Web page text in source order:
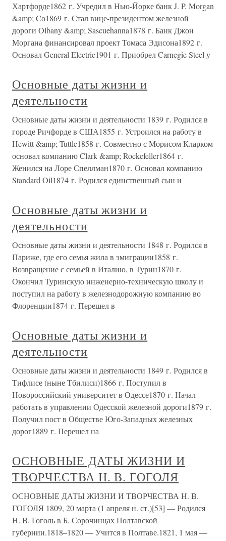
Хартфорде1862 г. Учредил в Нью-Йорке банк J. P. Morgan
&amp; Cо1869 г. Стал вице-президентом железной
дороги Olbany &amp; Sascuehanna1878 г. Банк Джон
Моргана финансировал проект Томаса Эдисона1892 г.
Основал General Electric1901 г. Приобрел Carnegie Steel у
Основные даты жизни и
деятельности
Основные даты жизни и деятельности 1839 г. Родился в
городе Ричфорде в США1855 г. Устроился на работу в
Hewitt &amp; Tuttle1858 г. Совместно с Морисом Кларком
основал компанию Clark &amp; Rockefeller1864 г.
Женился на Лоре Спеллман1870 г. Основал компанию
Standard Oil1874 г. Родился единственный сын и
Основные даты жизни и
деятельности
Основные даты жизни и деятельности 1848 г. Родился в
Париже, где его семья жила в эмиграции1858 г.
Возвращение с семьей в Италию, в Турин1870 г.
Окончил Туринскую инженерно-техническую школу и
поступил на работу в железнодорожную компанию во
Флоренции1874 г. Перешел в
Основные даты жизни и
деятельности
Основные даты жизни и деятельности 1849 г. Родился в
Тифлисе (ныне Тбилиси)1866 г. Поступил в
Новороссийский университет в Одессе1870 г. Начал
работать в управлении Одесской железной дороги1879 г.
Получил пост в Обществе Юго-Западных железных
дорог1889 г. Перешел на
ОСНОВНЫЕ ДАТЫ ЖИЗНИ И
ТВОРЧЕСТВА Н. В. ГОГОЛЯ
ОСНОВНЫЕ ДАТЫ ЖИЗНИ И ТВОРЧЕСТВА Н. В.
ГОГОЛЯ 1809, 20 марта (1 апреля н. ст.)[53] — Родился
Н. В. Гоголь в Б. Сорочинцах Полтавской
губернии.1818–1820 — Учится в Полтаве.1821, 1 мая —